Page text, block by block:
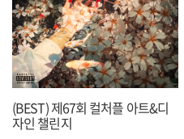
(BEST) 제67회 컬처플 아트&디
자인 챌린지